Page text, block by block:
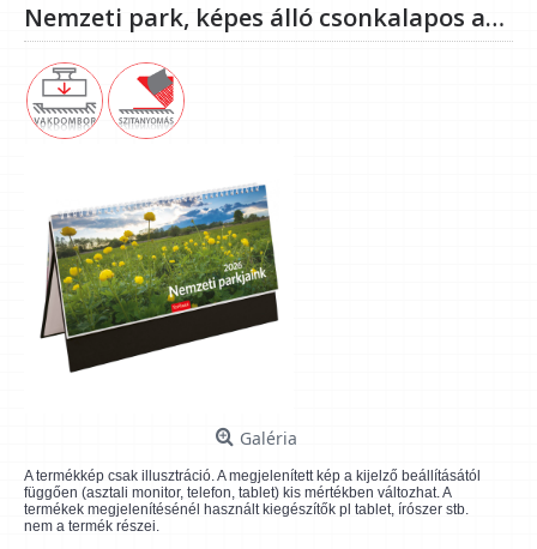
Nemzeti park, képes álló csonkalapos asztali naptár T054, Fekete
Galéria
A termékkép csak illusztráció. A megjelenített kép a kijelző beállításától
függően (asztali monitor, telefon, tablet) kis mértékben változhat. A
termékek megjelenítésénél használt kiegészítők pl tablet, írószer stb.
nem a termék részei.